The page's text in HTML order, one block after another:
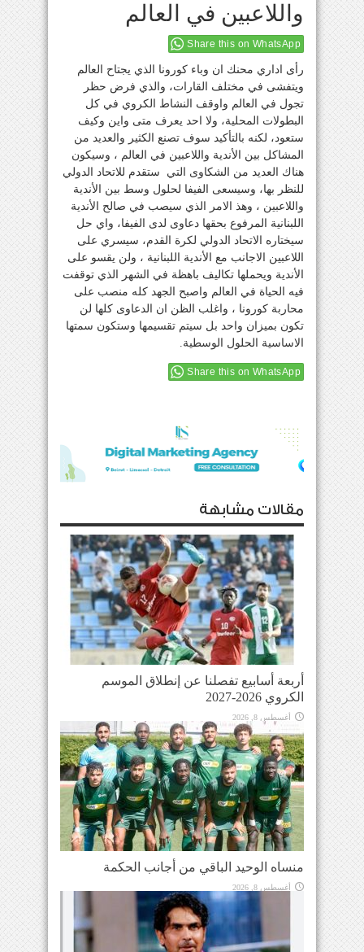
واللاعبين في العالم
Share this on WhatsApp
رأى اداري محنك ان وباء كورونا الذي يجتاح العالم
ويتفشى في مختلف القارات، والذي فرض حظر
تجول في العالم واوقف النشاط الكروي في كل
البطولات المحلية، ولا احد يعرف متى واين وكيف
ستعود، لكنه بالتأكيد سوف تصنع الكثير والعديد من
المشاكل بين الأندية واللاعبين في العالم ، وسيكون
هناك العديد من الشكاوى التي ستقدم للاتحاد الدولي
للنظر بها، وسيسعى الفيفا لحلول وسط بين الأندية
واللاعبين ، وهذ الامر الذي سيصب في صالح الأندية
اللبنانية المرفوع بحقها دعاوى لدى الفيفا، واي حل
سيختاره الاتحاد الدولي لكرة القدم، سيسري على
اللاعبين الاجانب مع الأندية اللبنانية ، ولن يقسو على
الأندية ويحملها تكاليف باهظة في الشهر الذي توقفت
فيه الحياة في العالم واصبح الجهد كله منصب على
محاربة كورونا ، واغلب الظن ان الدعاوى كلها لن
تكون بميزان واحد بل سيتم تقسيمها وستكون سمتها
الاساسية الحلول الوسطية.
Share this on WhatsApp
مقالات مشابهة
أربعة أسابيع تفصلنا عن إنطلاق الموسم
الكروي 2026-2027
أغسطس 8, 2026
منساه الوحيد الباقي من أجانب الحكمة
أغسطس 8, 2026